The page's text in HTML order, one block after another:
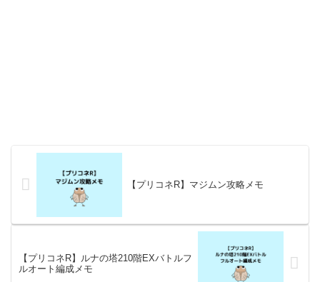
【プリコネR】マジムン攻略メモ
【プリコネR】ルナの塔210階EXバトルフ
ルオート編成メモ